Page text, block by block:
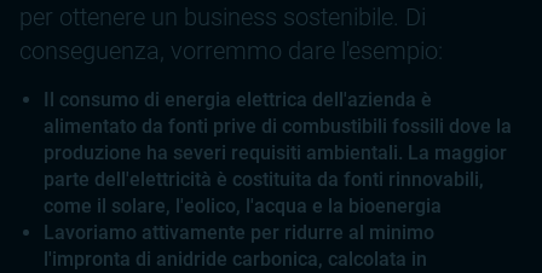
per ottenere un business sostenibile. Di
conseguenza, vorremmo dare l'esempio:
Il consumo di energia elettrica dell'azienda è
alimentato da fonti prive di combustibili fossili dove la
produzione ha severi requisiti ambientali. La maggior
parte dell'elettricità è costituita da fonti rinnovabili,
come il solare, l'eolico, l'acqua e la bioenergia
Lavoriamo attivamente per ridurre al minimo
l'impronta di anidride carbonica, calcolata in